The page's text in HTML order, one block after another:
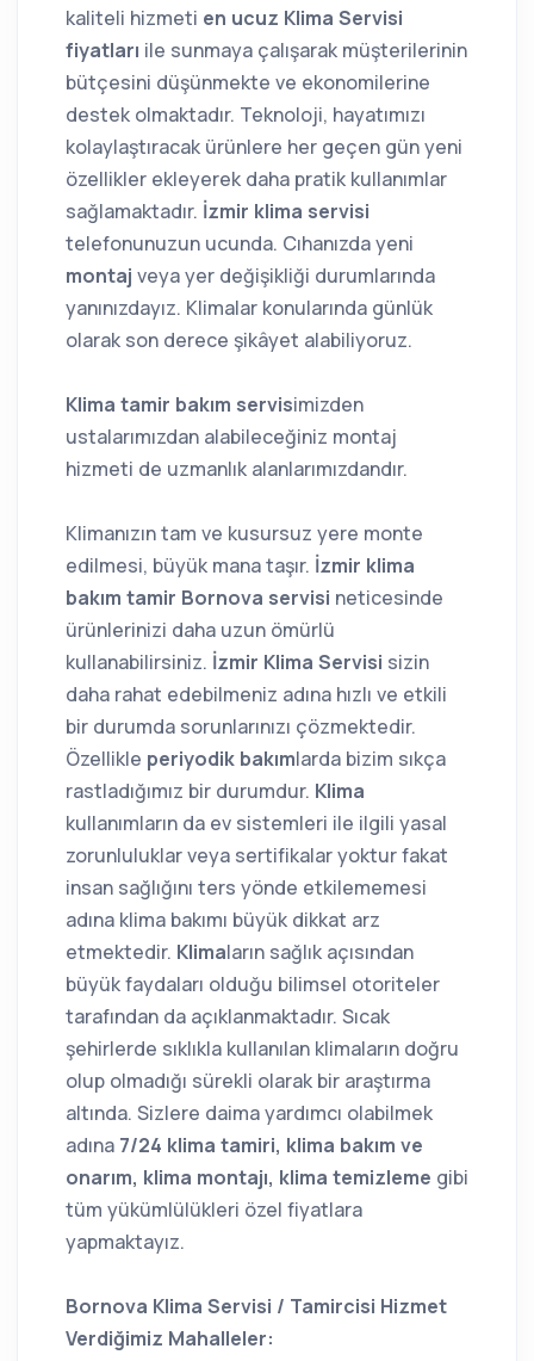
kaliteli hizmeti en ucuz Klima Servisi
fiyatları ile sunmaya çalışarak müşterilerinin
bütçesini düşünmekte ve ekonomilerine
destek olmaktadır. Teknoloji, hayatımızı
kolaylaştıracak ürünlere her geçen gün yeni
özellikler ekleyerek daha pratik kullanımlar
sağlamaktadır. İzmir klima servisi
telefonunuzun ucunda. Cıhanızda yeni
montaj veya yer değişikliği durumlarında
yanınızdayız. Klimalar konularında günlük
olarak son derece şikâyet alabiliyoruz.
Klima tamir bakım servisimizden
ustalarımızdan alabileceğiniz montaj
hizmeti de uzmanlık alanlarımızdandır.
Klimanızın tam ve kusursuz yere monte
edilmesi, büyük mana taşır. İzmir klima
bakım tamir Bornova servisi neticesinde
ürünlerinizi daha uzun ömürlü
kullanabilirsiniz. İzmir Klima Servisi sizin
daha rahat edebilmeniz adına hızlı ve etkili
bir durumda sorunlarınızı çözmektedir.
Özellikle periyodik bakımlarda bizim sıkça
rastladığımız bir durumdur. Klima
kullanımların da ev sistemleri ile ilgili yasal
zorunluluklar veya sertifikalar yoktur fakat
insan sağlığını ters yönde etkilememesi
adına klima bakımı büyük dikkat arz
etmektedir. Klimaların sağlık açısından
büyük faydaları olduğu bilimsel otoriteler
tarafından da açıklanmaktadır. Sıcak
şehirlerde sıklıkla kullanılan klimaların doğru
olup olmadığı sürekli olarak bir araştırma
altında. Sizlere daima yardımcı olabilmek
adına 7/24 klima tamiri, klima bakım ve
onarım, klima montajı, klima temizleme gibi
tüm yükümlülükleri özel fiyatlara
yapmaktayız.
Bornova Klima Servisi / Tamircisi Hizmet
Verdiğimiz Mahalleler: